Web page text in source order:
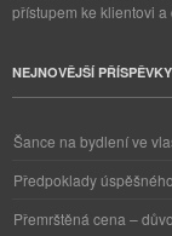
přístupem ke klientovi
NEJNOVĚJŠÍ PŘÍSPĚVKY
Šance na bydlení ve
Předpoklady
Přemrštěná cena –